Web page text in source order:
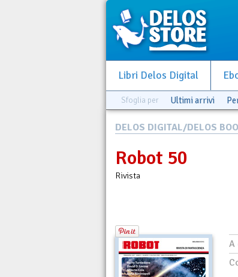
Libri Delos Digital
Sfoglia per Ultimi arrivi
DELOS DIGITAL/DELOS
Robot 50
Rivista
A